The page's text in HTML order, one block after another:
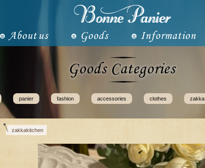
panier fashion accessories clothes zakka
zakkakitchen